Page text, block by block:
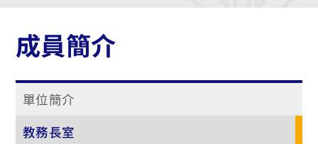
成員簡介
單位簡介
教務長室